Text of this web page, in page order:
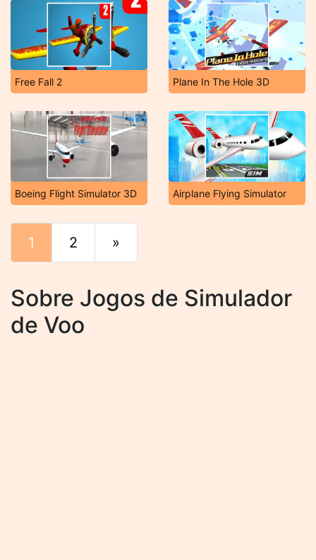
Free Fall 2 Plane In The Hole 3D
Boeing Flight Simulator 3D Airplane Flying Simulator
1 2 »
Sobre Jogos de Simulador
de Voo